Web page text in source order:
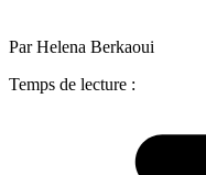
Par Helena Berkaoui
Temps de lecture :